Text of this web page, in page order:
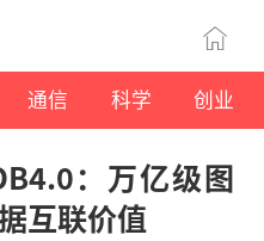
通信 科学 创业
：万亿级图
互联价值